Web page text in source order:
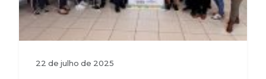
22 de julho de 2025